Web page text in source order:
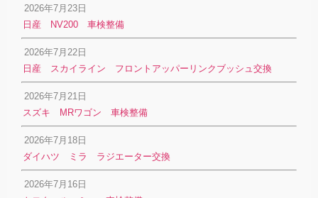
2026年7月23日
日産 NV200 車検整備
2026年7月22日
日産 スカイライン フロントアッパーリンクブッシュ交換
2026年7月21日
スズキ MRワゴン 車検整備
2026年7月18日
ダイハツ ミラ ラジエーター交換
2026年7月16日